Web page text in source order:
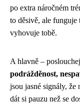
po extra náročném
to děsivě, ale
vyhovuje tobě.
A hlavně –
podrážděnost,
jsou jasné signály,
dát si pauzu než se